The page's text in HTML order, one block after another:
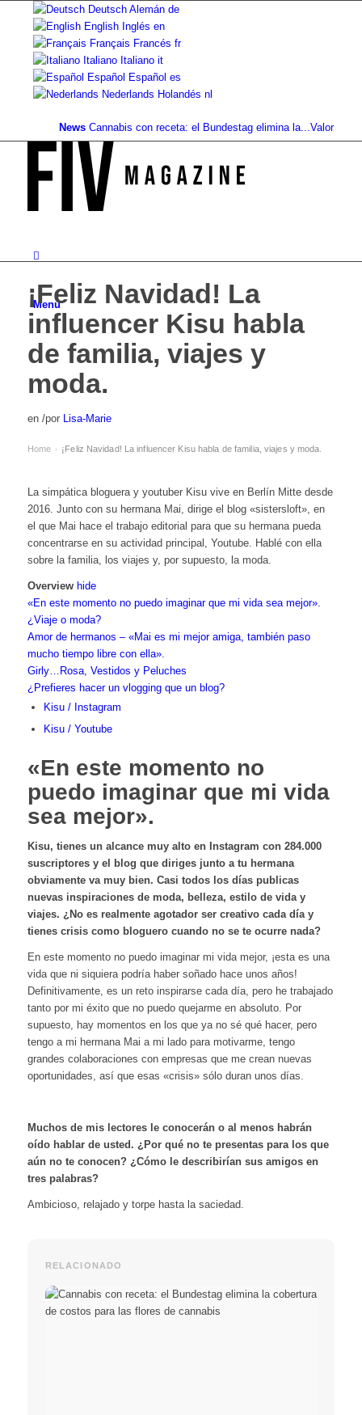
Deutsch Alemán de
English Inglés en
Français Francés fr
Italiano Italiano it
Español Español es
Nederlands Holandés nl
News Cannabis con receta: el Bundestag elimina la...Valor del suelo
Menú
¡Feliz Navidad! La
influencer Kisu habla
de familia, viajes y
moda.
en /por Lisa-Marie
Home › ¡Feliz Navidad! La influencer Kisu habla de familia, viajes y moda.
La simpática bloguera y youtuber Kisu vive en Berlín Mitte desde
2016. Junto con su hermana Mai, dirige el blog «sistersloft», en
el que Mai hace el trabajo editorial para que su hermana pueda
concentrarse en su actividad principal, Youtube. Hablé con ella
sobre la familia, los viajes y, por supuesto, la moda.
Overview hide
«En este momento no puedo imaginar que mi vida sea mejor».
¿Viaje o moda?
Amor de hermanos – «Mai es mi mejor amiga, también paso
mucho tiempo libre con ella».
Girly…Rosa, Vestidos y Peluches
¿Prefieres hacer un vlogging que un blog?
Kisu / Instagram
Kisu / Youtube
«En este momento no
puedo imaginar que mi vida
sea mejor».
Kisu, tienes un alcance muy alto en Instagram con 284.000
suscriptores y el blog que diriges junto a tu hermana
obviamente va muy bien. Casi todos los días publicas
nuevas inspiraciones de moda, belleza, estilo de vida y
viajes. ¿No es realmente agotador ser creativo cada día y
tienes crisis como bloguero cuando no se te ocurre nada?
En este momento no puedo imaginar mi vida mejor, ¡esta es una
vida que ni siquiera podría haber soñado hace unos años!
Definitivamente, es un reto inspirarse cada día, pero he trabajado
tanto por mi éxito que no puedo quejarme en absoluto. Por
supuesto, hay momentos en los que ya no sé qué hacer, pero
tengo a mi hermana Mai a mi lado para motivarme, tengo
grandes colaboraciones con empresas que me crean nuevas
oportunidades, así que esas «crisis» sólo duran unos días.
Muchos de mis lectores le conocerán o al menos habrán
oído hablar de usted. ¿Por qué no te presentas para los que
aún no te conocen? ¿Cómo le describirían sus amigos en
tres palabras?
Ambicioso, relajado y torpe hasta la saciedad.
RELACIONADO